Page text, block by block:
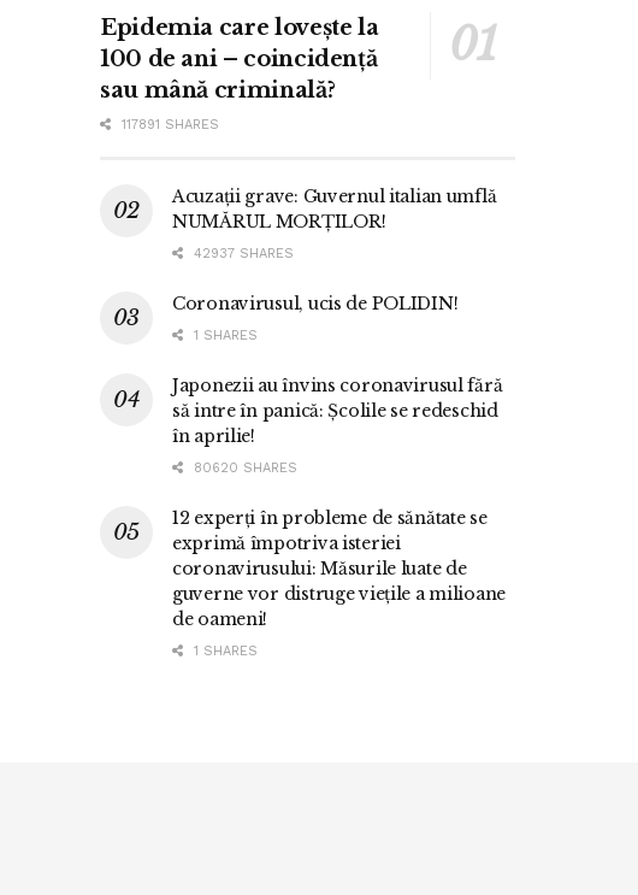
Epidemia care lovește la
100 de ani – coincidență
sau mână criminală?
117891 SHARES
Acuzații grave: Guvernul italian umflă
NUMĂRUL MORȚILOR!
42937 SHARES
Coronavirusul, ucis de POLIDIN!
1 SHARES
Japonezii au învins coronavirusul fără
să intre în panică: Școlile se redeschid
în aprilie!
80620 SHARES
12 experți în probleme de sănătate se
exprimă împotriva isteriei
coronavirusului: Măsurile luate de
guverne vor distruge viețile a milioane
de oameni!
1 SHARES